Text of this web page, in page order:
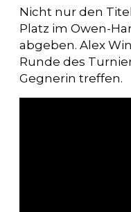
Nicht nur den
Platz im Owen-
abgeben. Alex
Runde des
Gegnerin treffen.